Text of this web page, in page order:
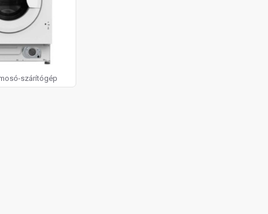
szárítógép